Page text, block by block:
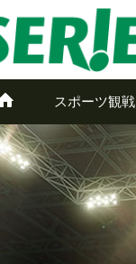
スポーツ観